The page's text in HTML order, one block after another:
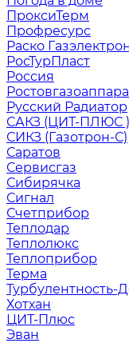
ПроксиТерм
Профресурс
Раско
РосТурПласт
Россия
Русский Радиатор
САКЗ (ЦИТ-ПЛЮС )
СИКЗ (Газотрон-С)
Саратов
Сервисгаз
Сибирячка
Сигнал
Счетприбор
Теплодар
Теплолюкс
Теплоприбор
Терма
Турбулентность-
Хотхан
ЦИТ-Плюс
Эван